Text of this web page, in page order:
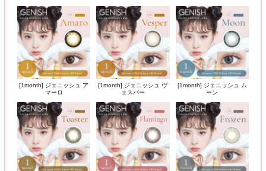
[1month] ジェニッシュ ア
マーロ
[1month] ジェニッシュ ヴ
ェスパー
[1month] ジェニッシュ ム
ーン